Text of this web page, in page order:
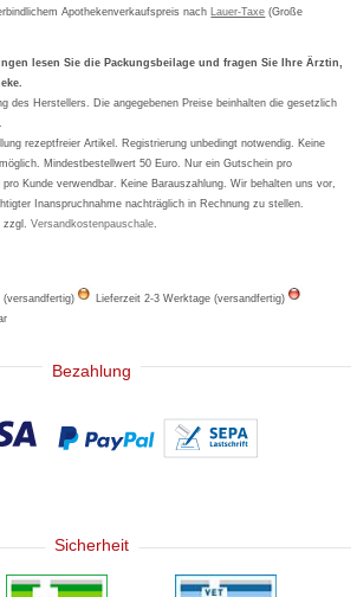
Apothekenverkaufspreis nach Lauer-Taxe (Große
lesen Sie die Packungsbeilage und fragen Sie Ihre Ärztin,
des Herstellers. Die angegebenen Preise beinhalten die gesetzlich
rezeptfreier Artikel. Registrierung unbedingt notwendig. Keine
Mindestbestellwert 50 Euro. Nur ein Gutschein pro
Kunde verwendbar. Keine Barauszahlung. Wir behalten uns vor,
Inanspruchnahme nachträglich in Rechnung zu stellen.
zzgl.Versandkostenpauschale
(versandfertig)
Lieferzeit 2-3 Werktage (versandfertig)
Bezahlung
Sicherheit